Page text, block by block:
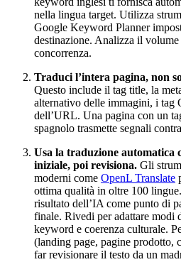
nella lingua target. Utilizza
Google Keyword Planner
destinazione. Analizza il
concorrenza.
Traduci l’intera pagina, non
Questo include il tag title, la
alternativo delle immagini, i tag
dell’URL. Una pagina con un
spagnolo trasmette segnali
Usa la traduzione automatica
iniziale, poi revisiona. Gli
moderni come OpenL Translate
ottima qualità in oltre 100
risultato dell’IA come punto di
finale. Rivedi per adattare modi
keyword e coerenza culturale.
(landing page, pagine prodotto,
far revisionare il testo da un